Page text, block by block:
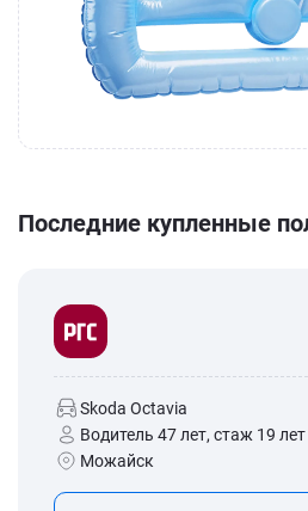
Последние купленные
Skoda Octavia
Водитель 47 лет, стаж 19 лет
Можайск